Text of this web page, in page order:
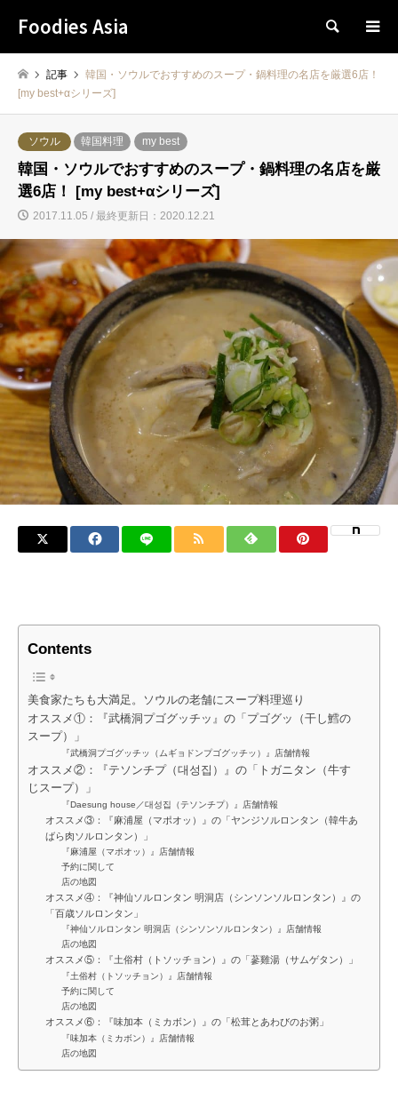
Foodies Asia 検索
記事
韓国・ソウルでおすすめのスープ・鍋料理の名店を厳選6店！
[my best+αシリーズ]
ソウル 韓国料理 my best
韓国・ソウルでおすすめのスープ・鍋料理の名店を厳
選6店！ [my best+αシリーズ]
2017.11.05 / 最終更新日：2020.12.21
Contents
美食家たちも大満足。ソウルの老舗にスープ料理巡り
オススメ①：『武橋洞プゴグッチッ』の「プゴグッ（干し鱈の
スープ）」
『武橋洞プゴグッチッ（ムギョドンプゴグッチッ）』店舗情報
オススメ②：『テソンチプ（대성집）』の「トガニタン（牛す
じスープ）」
『Daesung house／대성집（テソンチプ）』店舗情報
オススメ③：『麻浦屋（マポオッ）』の「ヤンジソルロンタン（韓牛あ
ばら肉ソルロンタン）」
『麻浦屋（マポオッ）』店舗情報
予約に関して
店の地図
オススメ④：『神仙ソルロンタン 明洞店（シンソンソルロンタン）』の
「百歳ソルロンタン」
『神仙ソルロンタン 明洞店（シンソンソルロンタン）』店舗情報
店の地図
オススメ⑤：『土俗村（トソッチョン）』の「蔘雞湯（サムゲタン）」
『土俗村（トソッチョン）』店舗情報
予約に関して
店の地図
オススメ⑥：『味加本（ミカボン）』の「松茸とあわびのお粥」
『味加本（ミカボン）』店舗情報
店の地図